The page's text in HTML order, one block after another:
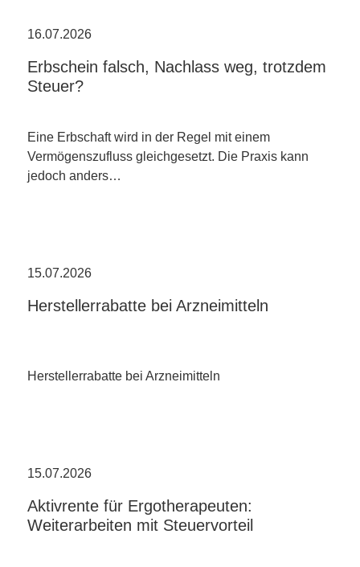
16.07.2026
Erbschein falsch, Nachlass weg, trotzdem
Steuer?
Eine Erbschaft wird in der Regel mit einem
Vermögenszufluss gleichgesetzt. Die Praxis kann
jedoch anders…
15.07.2026
Herstellerrabatte bei Arzneimitteln
Herstellerrabatte bei Arzneimitteln
15.07.2026
Aktivrente für Ergotherapeuten:
Weiterarbeiten mit Steuervorteil